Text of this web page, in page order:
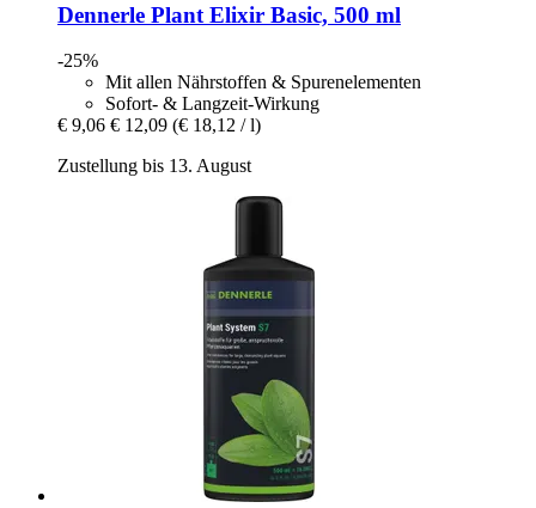
Dennerle Plant Elixir Basic, 500 ml
-25%
Mit allen Nährstoffen & Spurenelementen
Sofort- & Langzeit-Wirkung
€ 9,06 € 12,09 (€ 18,12 / l)
Zustellung bis 13. August